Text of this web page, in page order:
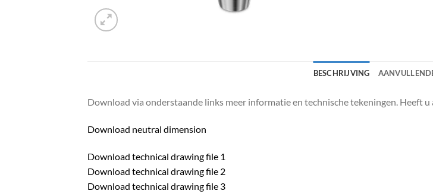
BESCHRIJVING
Download via onderstaande links meer informatie en technische tekeningen. Heeft u
Download neutral dimension
Download technical drawing file 1
Download technical drawing file 2
Download technical drawing file 3